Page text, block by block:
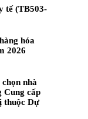
tế (TB503-
hóa
2026
nhà
Cung cấp
thuộc Dự